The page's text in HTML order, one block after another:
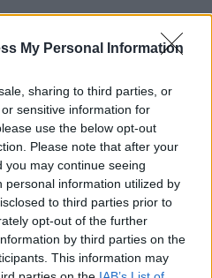
My Personal Information
sharing to third parties, or
sensitive information for
use the below opt-out
Please note that after your
may continue seeing
personal information utilized by
to third parties prior to
opt-out of the further
by third parties on the
This information may